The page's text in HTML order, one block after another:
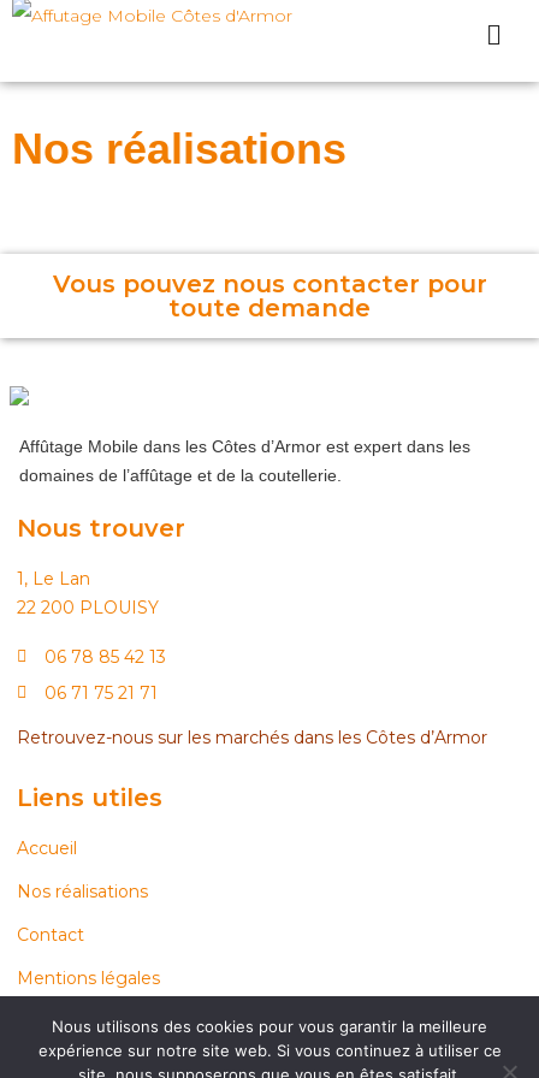
Nos réalisations
Vous pouvez nous contacter pour
toute demande
Affûtage Mobile dans les Côtes d’Armor est expert dans les
domaines de l’affûtage et de la coutellerie.
Nous trouver
1, Le Lan
22 200 PLOUISY
06 78 85 42 13
06 71 75 21 71
Retrouvez-nous sur les marchés dans les Côtes d’Armor
Liens utiles
Accueil
Nos réalisations
Contact
Mentions légales
Politique de confidentialité
Nous utilisons des cookies pour vous garantir la meilleure
expérience sur notre site web. Si vous continuez à utiliser ce